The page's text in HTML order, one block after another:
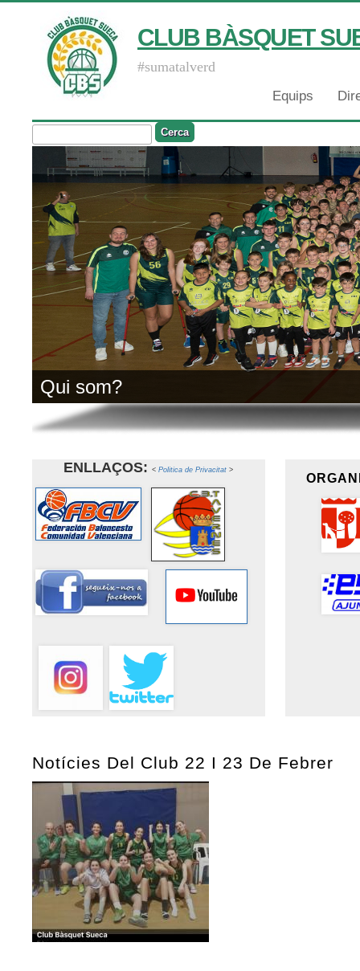
CLUB BÀSQUET
#sumatalverd
Equips
Formulari De Cerca
Cerca
Qui som?
ENLLAÇOS:<Politica de Privacitat>
Notícies Del Club 22 I 23 De Febrer